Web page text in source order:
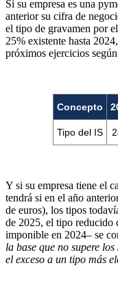
Si su empresa es una
anterior su cifra de
el tipo de gravamen por
25% existente hasta
próximos ejercicios
Concepto
Tipo del IS
Y si su empresa tiene el
tendrá si en el año
de euros), los tipos
de 2025, el tipo reducido
imponible en 2024– se
la base que no supere
el exceso a un tipo más